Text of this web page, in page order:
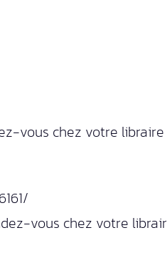
vous chez votre
vous chez votre